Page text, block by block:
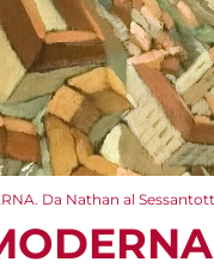
Da Nathan al